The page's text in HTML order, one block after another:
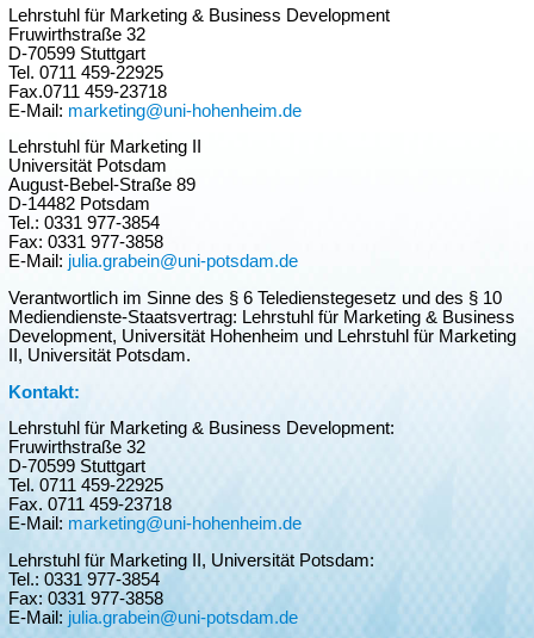
Lehrstuhl für Marketing & Business Development
Fruwirthstraße 32
D-70599 Stuttgart
Tel. 0711 459-22925
Fax.0711 459-23718
E-Mail: marketing@uni-hohenheim.de
Lehrstuhl für Marketing II
Universität Potsdam
August-Bebel-Straße 89
D-14482 Potsdam
Tel.: 0331 977-3854
Fax: 0331 977-3858
E-Mail: julia.grabein@uni-potsdam.de
Verantwortlich im Sinne des § 6 Teledienstegesetz und des § 10
Mediendienste-Staatsvertrag: Lehrstuhl für Marketing & Business
Development, Universität Hohenheim und Lehrstuhl für Marketing
II, Universität Potsdam.
Kontakt:
Lehrstuhl für Marketing & Business Development:
Fruwirthstraße 32
D-70599 Stuttgart
Tel. 0711 459-22925
Fax. 0711 459-23718
E-Mail: marketing@uni-hohenheim.de
Lehrstuhl für Marketing II, Universität Potsdam:
Tel.: 0331 977-3854
Fax: 0331 977-3858
E-Mail: julia.grabein@uni-potsdam.de